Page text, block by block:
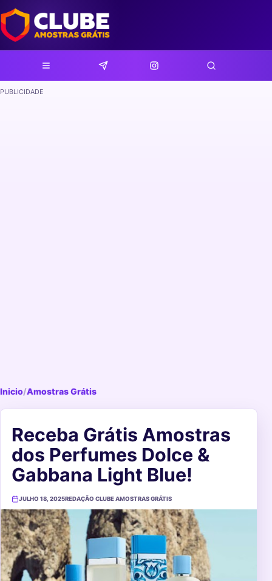
PUBLICIDADE
Inicio/Amostras Grátis
Receba Grátis Amostras
dos Perfumes Dolce &
Gabbana Light Blue!
JULHO 18, 2025REDAÇÃO CLUBE AMOSTRAS GRÁTIS